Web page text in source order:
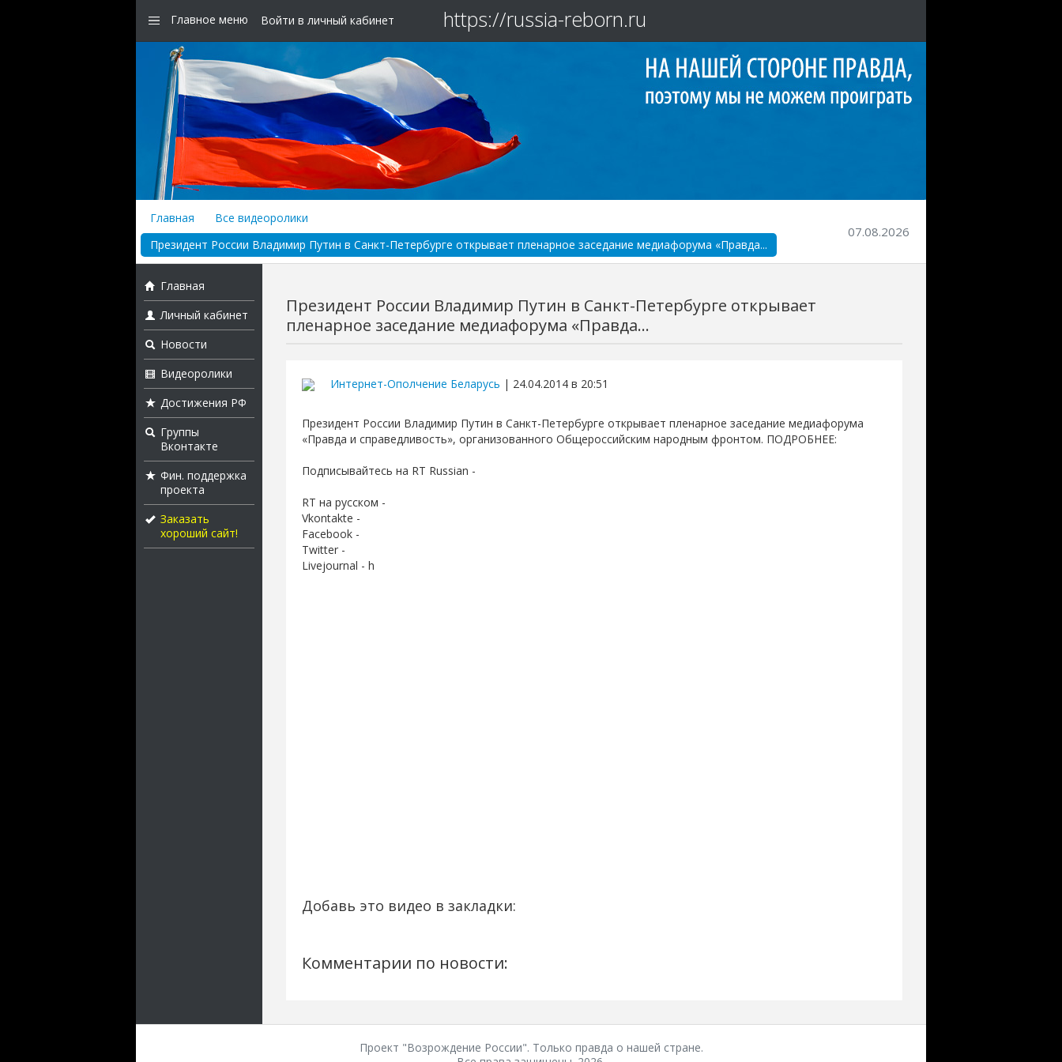
Главное меню Войти в личный кабинет https://russia-reborn.ru
Главная
Все видеоролики
Президент России Владимир Путин в Санкт-Петербурге открывает пленарное заседание медиафорума «Правда...
07.08.2026
Главная
Личный кабинет
Новости
Видеоролики
Достижения РФ
Группы
Вконтакте
Фин. поддержка
проекта
Заказать
хороший сайт!
Президент России Владимир Путин в Санкт-Петербурге открывает
пленарное заседание медиафорума «Правда...
Интернет-Ополчение Беларусь | 24.04.2014 в 20:51
Президент России Владимир Путин в Санкт-Петербурге открывает пленарное заседание медиафорума
«Правда и справедливость», организованного Общероссийским народным фронтом. ПОДРОБНЕЕ:
Подписывайтесь на RT Russian -
RT на русском -
Vkontakte -
Facebook -
Twitter -
Livejournal - h
Добавь это видео в закладки:
Комментарии по новости:
Проект "Возрождение России". Только правда о нашей стране.